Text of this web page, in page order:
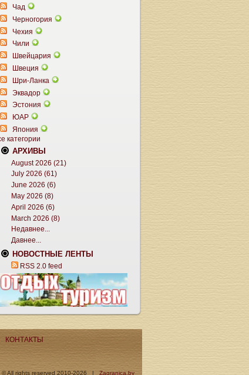
Чад
Черногория
Чехия
Чили
Швейцария
Швеция
Шри-Ланка
Эквадор
Эстония
ЮАР
Япония
категории
АРХИВЫ
August 2026 (21)
July 2026 (61)
June 2026 (6)
May 2026 (8)
April 2026 (6)
March 2026 (8)
Недавнее...
Давнее...
НОВОСТНЫЕ ЛЕНТЫ
RSS 2.0 feed
КОНТАКТЫ
© All rights reserved 2010-2026 | Zagranica.by